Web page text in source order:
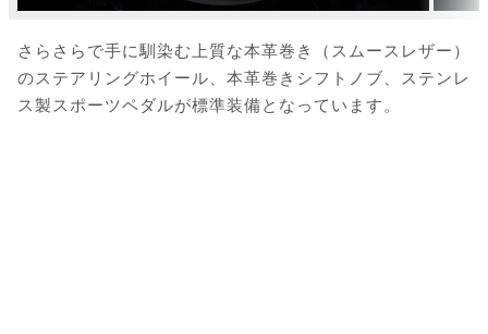
さらさらで手に馴染む上質な本革巻き（スムースレザー）
のステアリングホイール、本革巻きシフトノブ、ステンレ
ス製スポーツペダルが標準装備となっています。